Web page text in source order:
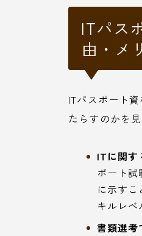
ITパス
由・メ
ITパスポート
たらすのかを
ITに関す
ポート
に示す
キルレベ
書類選考